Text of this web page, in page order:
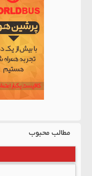
مطالب محبوب